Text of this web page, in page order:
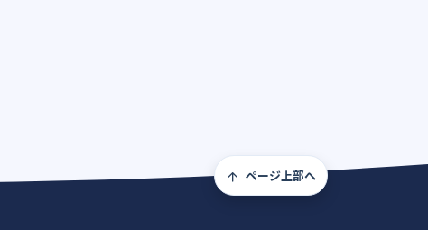
ページ上部へ